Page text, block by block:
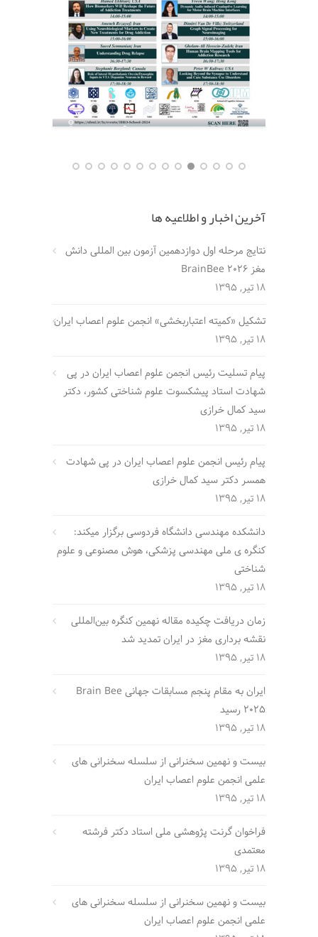
آخرین اخبار و اطلاعیه ها
نتایج مرحله اول دوازدهمین آزمون بین المللی دانش
مغز BrainBee 2026
18 تیر, 1395
تشکیل «کمیته اعتباربخشی» انجمن علوم اعصاب ایران
18 تیر, 1395
پیام تسلیت رئیس انجمن علوم اعصاب ایران در پی
شهادت استاد پیشکسوت علوم شناختی کشور، دکتر
سید کمال خرازی
18 تیر, 1395
پیام رئیس انجمن علوم اعصاب ایران در پی شهادت
همسر دکتر سید کمال خرازی
18 تیر, 1395
دانشکده مهندسی دانشگاه فردوسی برگزار میکند:
کنگره ی ملی مهندسی پزشکی، هوش مصنوعی و علوم
شناختی
18 تیر, 1395
زمان دریافت چکیده مقاله نهمین کنگره بین‌المللی
نقشه برداری مغز در ایران تمدید شد
18 تیر, 1395
ایران به مقام پنجم مسابقات جهانی Brain Bee
2025 رسید
18 تیر, 1395
بیست و نهمین سخنرانی از سلسله سخنرانی های
علمی انجمن علوم اعصاب ایران
18 تیر, 1395
فراخوان گرنت پژوهشی ملی استاد دکتر فرشته
معتمدی
18 تیر, 1395
بیست و نهمین سخنرانی از سلسله سخنرانی های
علمی انجمن علوم اعصاب ایران